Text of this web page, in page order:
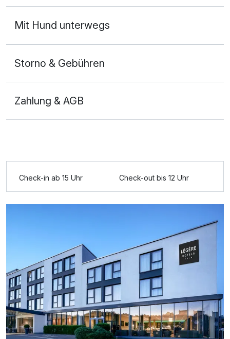
Mit Hund unterwegs
Storno & Gebühren
Zahlung & AGB
Check-in ab 15 Uhr Check-out bis 12 Uhr